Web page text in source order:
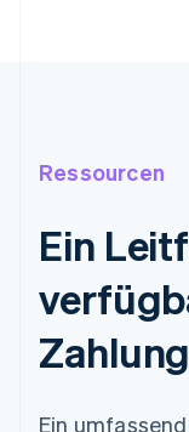
Ressourcen
Ein
Ein